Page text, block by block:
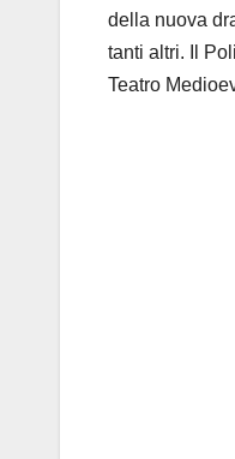
della nuova
tanti altri. Il
Teatro